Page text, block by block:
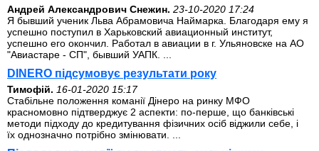
Андрей Александрович Снежин. 23-10-2020 17:24
Я бывший ученик Льва Абрамовича Наймарка. Благодаря ему я
успешно поступил в Харьковский авиационный институт,
успешно его окончил. Работал в авиации в г. Ульяновске на АО
"Авиастаре - СП", бывший УАПК. ...
DINERO підсумовує результати року
Тимофій. 16-01-2020 15:17
Стабільне положення команії Дінеро на ринку МФО
красномовно підтверджує 2 аспекти: по-перше, що банківські
методи підходу до кредитування фізичних осіб віджили себе, і
їх однозначно потрібно змінювати. ...